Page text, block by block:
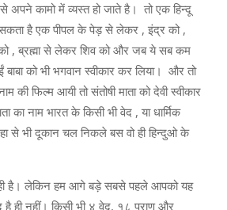
अपने कामो में व्यस्त हो जाते है। तो एक हिन्दू
सकता है एक पीपल के पेड़ से लेकर , इंद्र को ,
, ब्रह्मा से लेकर शिव को और जब ये सब कम
बाबा को भी भगवान स्वीकार कर लिया। और तो
की फिल्म आयी तो संतोषी माता को देवी स्वीकार
का नाम भारत के किसी भी वेद , या धार्मिक
से भी दूकान चल निकले बस वो ही हिन्दुओ के
है। लेकिन हम आगे बड़े सबसे पहले आपको यह
है ही नहीं। किसी भी ४ वेद, १८ पुराण और